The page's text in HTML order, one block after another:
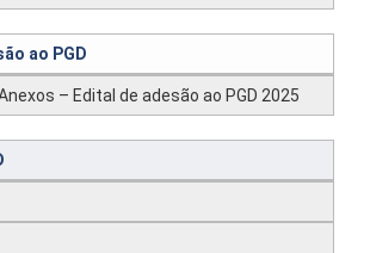
ao PGD
– Edital de adesão ao PGD 2025